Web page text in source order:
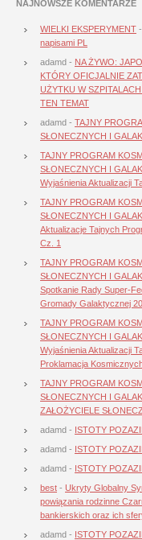
NAJNOWSZE KOMENTARZE
WIELKI EKSPERYMENT -
napisami PL
adamd - NA ŻYWO:
KTÓRY OFICJALNIE
UŻYTKU W
TEN TEMAT
adamd - TAJNY
SŁONECZNYCH I
TAJNY PROGRAM
SŁONECZNYCH I
Wyjaśnienia Aktualizacji
TAJNY PROGRAM
SŁONECZNYCH I
Aktualizacje Tajnych
Cz. 1
TAJNY PROGRAM
SŁONECZNYCH I
Spotkanie Rady Super-
Gromady Galaktycznej
TAJNY PROGRAM
SŁONECZNYCH I
Wyjaśnienia Aktualizacji
Proklamacja
TAJNY PROGRAM
SŁONECZNYCH I
ZAŁOŻYCIELE
adamd - ISTOTY
adamd - ISTOTY
adamd - ISTOTY
best - Ukryty Globalny
powiązania rodzinne
bankierskich oraz ich
adamd - ISTOTY